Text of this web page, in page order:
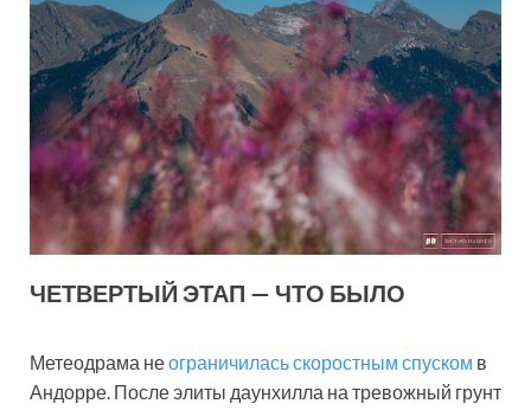
ЧЕТВЕРТЫЙ ЭТАП — ЧТО БЫЛО
Метеодрама неограничилась скоростным спуском в
Андорре. После элиты даунхилла на тревожный грунт